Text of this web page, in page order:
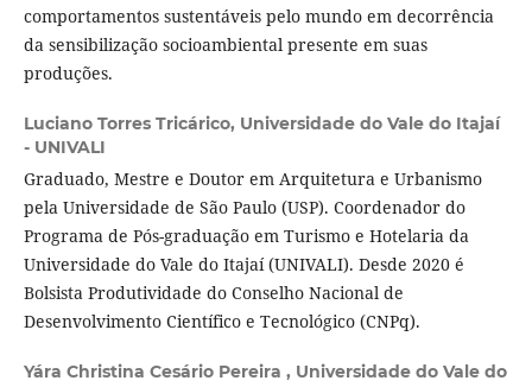
comportamentos sustentáveis pelo mundo em decorrência
da sensibilização socioambiental presente em suas
produções.
Luciano Torres Tricárico, Universidade do Vale do Itajaí
- UNIVALI
Graduado, Mestre e Doutor em Arquitetura e Urbanismo
pela Universidade de São Paulo (USP). Coordenador do
Programa de Pós-graduação em Turismo e Hotelaria da
Universidade do Vale do Itajaí (UNIVALI). Desde 2020 é
Bolsista Produtividade do Conselho Nacional de
Desenvolvimento Científico e Tecnológico (CNPq).
Yára Christina Cesário Pereira , Universidade do Vale do